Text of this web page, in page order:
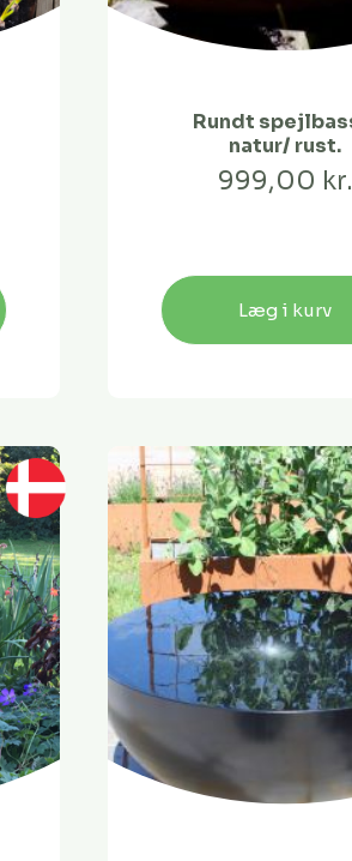
Rundt
natur/ rust.
999,00 kr.
Læg i kurv